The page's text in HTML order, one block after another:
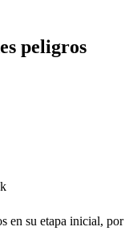
peligros
en su etapa inicial, por